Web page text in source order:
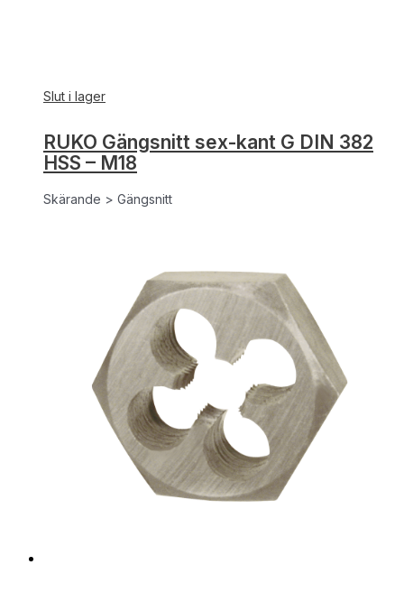
Slut i lager
RUKO Gängsnitt sex-kant G DIN 382
HSS – M18
Skärande > Gängsnitt